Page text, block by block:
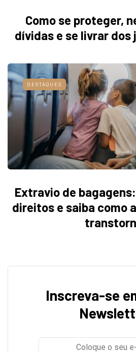
Como se proteger,
dívidas e se livrar dos
DESTAQUES
Extravio de
direitos e saiba como
Inscreva-se